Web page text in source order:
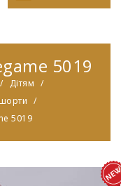
5019
Дітям
шорти
5019